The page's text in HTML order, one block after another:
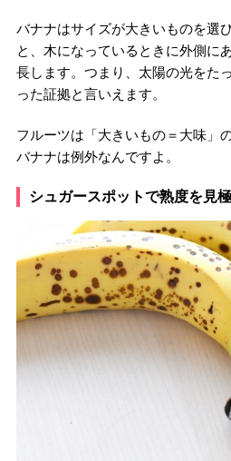
バナナはサイズが大きいものを選
と、木になっているときに外側に
長します。つまり、太陽の光をた
った証拠と言いえます。
フルーツは「大きいもの＝大味」
バナナは例外なんですよ。
シュガースポットで熟度を見